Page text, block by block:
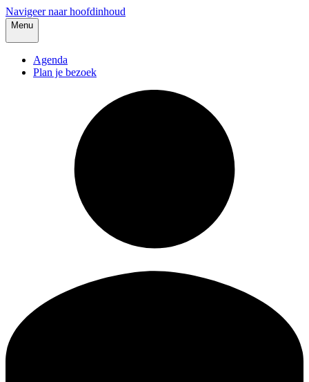
Navigeer naar hoofdinhoud
Menu
Agenda
Plan je bezoek